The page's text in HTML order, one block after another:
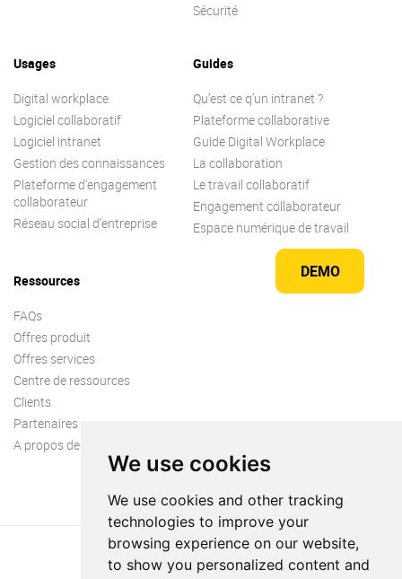
We use cookies
We use cookies and other tracking
technologies to improve your
browsing experience on our website,
to show you personalized content and
DEMO
Sécurité
Usages
Digital workplace
Logiciel collaboratif
Logiciel intranet
Gestion des connaissances
Plateforme d’engagement
collaborateur
Réseau social d’entreprise
Guides
Qu’est ce q’un intranet ?
Plateforme collaborative
Guide Digital Workplace
La collaboration
Le travail collaboratif
Engagement collaborateur
Espace numérique de travail
Ressources
FAQs
Offres produit
Offres services
Centre de ressources
Clients
Partenaires
A propos de nous